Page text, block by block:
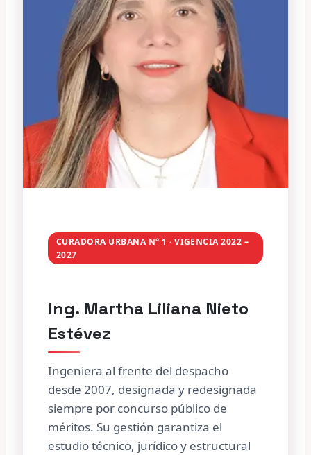
CURADORA URBANA N° 1 · VIGENCIA 2022 –
2027
Ing. Martha Liliana Nieto
Estévez
Ingeniera al frente del despacho
desde 2007, designada y redesignada
siempre por concurso público de
méritos. Su gestión garantiza el
estudio técnico, jurídico y estructural